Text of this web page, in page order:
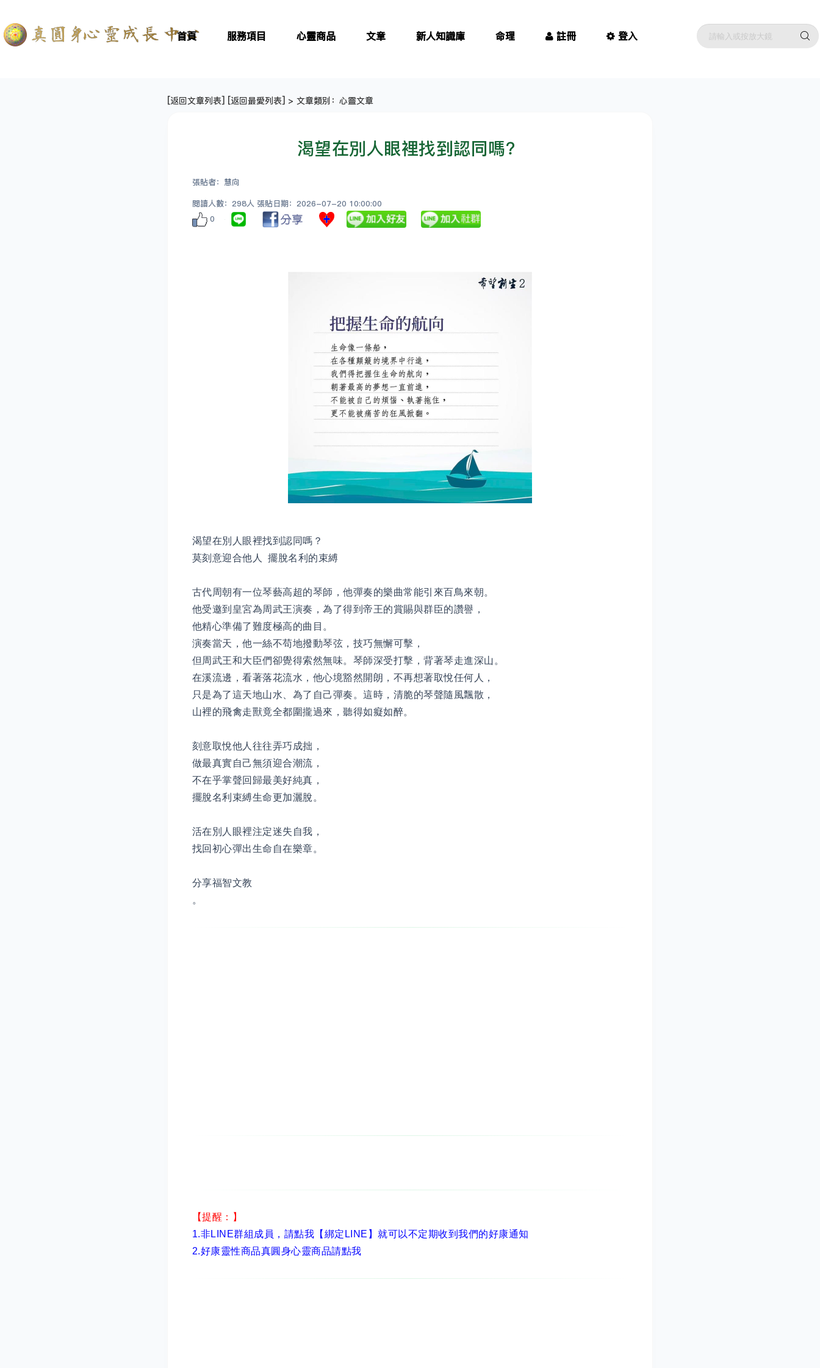
首頁 服務項目 心靈商品 文章 新人知識庫 命理 註冊 登入
[返回文章列表] [返回最愛列表] > 文章類別：心靈文章
渴望在別人眼裡找到認同嗎？
張貼者：慧向
閱讀人數：298人 張貼日期：2026-07-20 10:00:00
0
渴望在別人眼裡找到認同嗎？
莫刻意迎合他人 擺脫名利的束縛
古代周朝有一位琴藝高超的琴師，他彈奏的樂曲常能引來百鳥來朝。
他受邀到皇宮為周武王演奏，為了得到帝王的賞賜與群臣的讚譽，
他精心準備了難度極高的曲目。
演奏當天，他一絲不苟地撥動琴弦，技巧無懈可擊，
但周武王和大臣們卻覺得索然無味。琴師深受打擊，背著琴走進深山。
在溪流邊，看著落花流水，他心境豁然開朗，不再想著取悅任何人，
只是為了這天地山水、為了自己彈奏。這時，清脆的琴聲隨風飄散，
山裡的飛禽走獸竟全都圍攏過來，聽得如癡如醉。
刻意取悅他人往往弄巧成拙，
做最真實自己無須迎合潮流，
不在乎掌聲回歸最美好純真，
擺脫名利束縛生命更加灑脫。
活在別人眼裡注定迷失自我，
找回初心彈出生命自在樂章。
分享福智文教
。
【提醒：】
1.非LINE群組成員， 請點我【綁定LINE】 就可以不定期收到我們的好康通知
2.好康靈性商品真圓身心靈商品請點我